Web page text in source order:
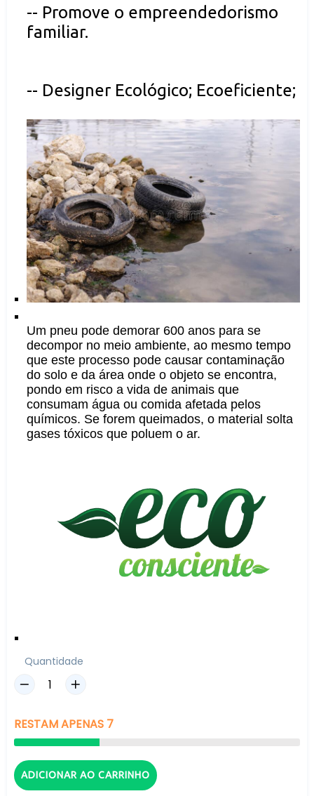
-- Promove o empreendedorismo
familiar.
-- Designer Ecológico; Ecoeficiente;
Um pneu pode demorar 600 anos para se
decompor no meio ambiente, ao mesmo tempo
que este processo pode causar contaminação
do solo e da área onde o objeto se encontra,
pondo em risco a vida de animais que
consumam água ou comida afetada pelos
químicos. Se forem queimados, o material solta
gases tóxicos que poluem o ar.
Quantidade
RESTAMAPENAS 7
ADICIONAR AO CARRINHO